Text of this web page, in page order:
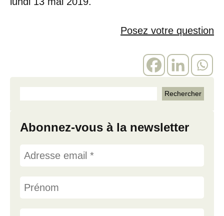
Posez votre question
Abonnez-vous à la newsletter